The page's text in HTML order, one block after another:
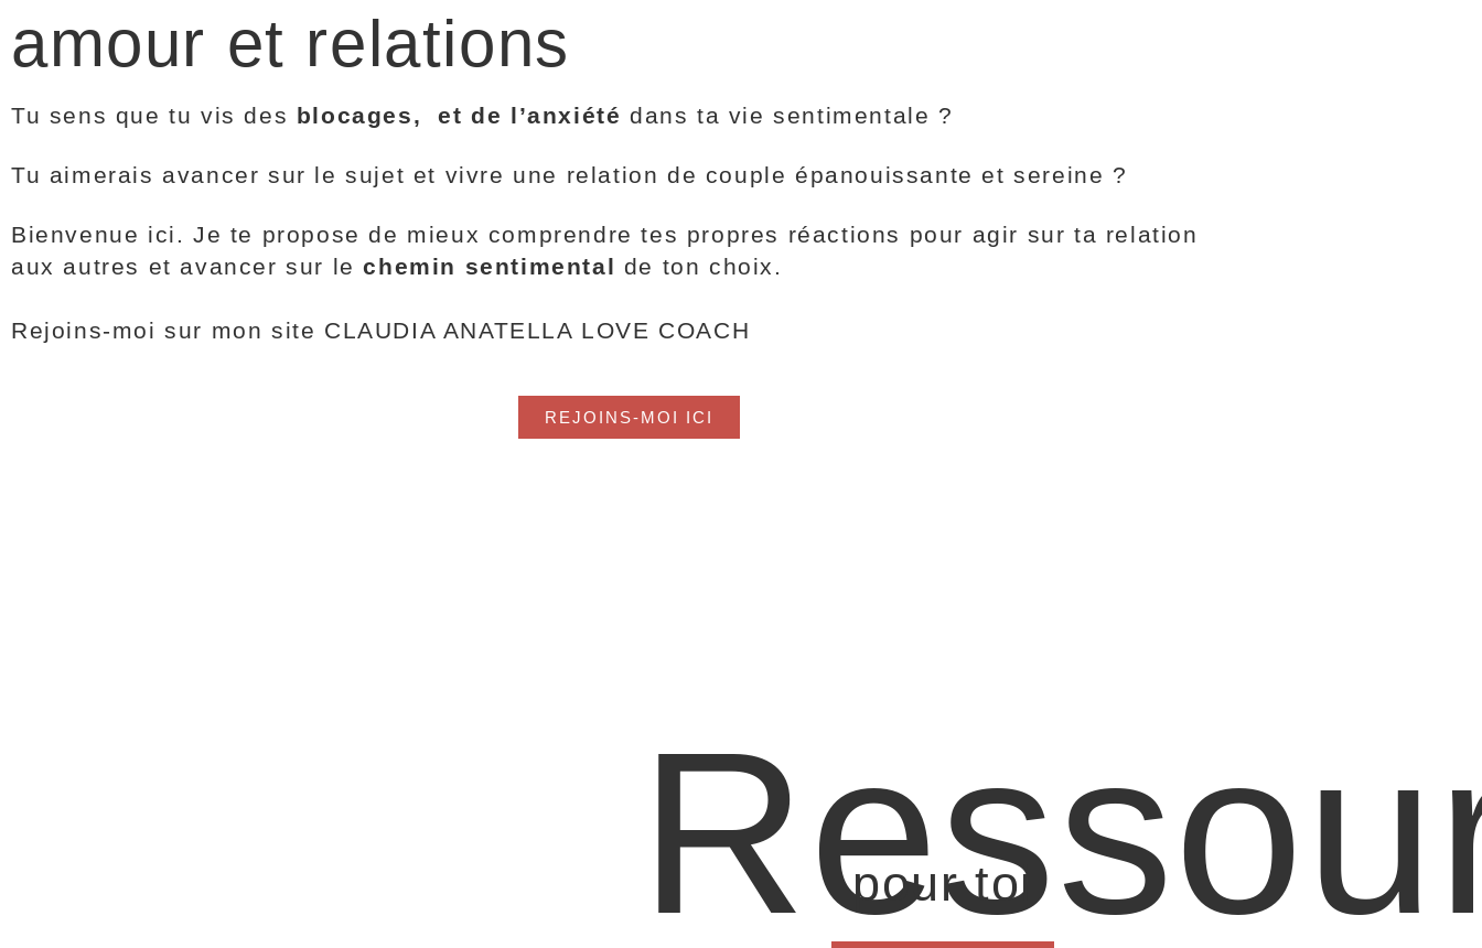
amour et relations
Tu sens que tu vis des blocages, et de l’anxiété dans ta vie sentimentale ?
Tu aimerais avancer sur le sujet et vivre une relation de couple épanouissante et sereine ?
Bienvenue ici. Je te propose de mieux comprendre tes propres réactions pour agir sur ta relation
aux autres et avancer sur lechemin sentimental de ton choix.
Rejoins-moi sur mon site CLAUDIA ANATELLA LOVE COACH
REJOINS-MOI ICI
pour toi